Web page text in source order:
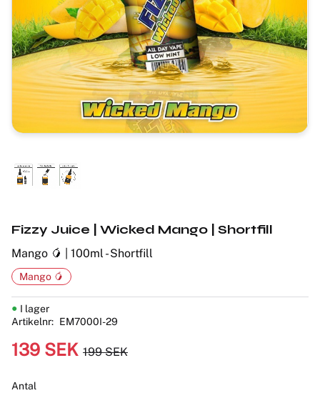
Fizzy Juice | Wicked Mango | Shortfill
Mango 🥭 | 100ml - Shortfill
Nedsatt pris:
139 SEK Ordinarie pris:
199SEK
Antal
I lager
Artikelnr
EM7000I-29
Mango 🥭